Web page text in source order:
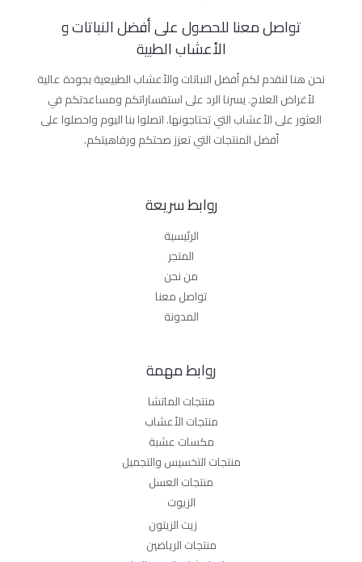
تواصل معنا للحصول على أفضل النباتات و
الأعشاب الطبية
نحن هنا لنقدم لكم أفضل النباتات والأعشاب الطبيعية بجودة عالية
لأغراض العلاج. يسرنا الرد على استفساراتكم ومساعدتكم في
العثور على الأعشاب التي تحتاجونها. اتصلوا بنا اليوم واحصلوا على
أفضل المنتجات التي تعزز صحتكم ورفاهيتكم.
روابط سريعة
الرئيسية
المتجر
من نحن
تواصل معنا
المدونة
روابط مهمة
منتجات الماتشا
منتجات الأعشاب
مكسات عشبة
منتجات التخسيس والتجميل
منتجات العسل
الزيوت
زيت الزيتون
منتجات الرياضين